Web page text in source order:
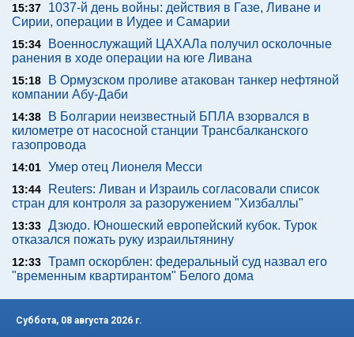
15:37
1037-й день войны: действия в Газе, Ливане и
Сирии, операции в Иудее и Самарии
15:34
Военнослужащий ЦАХАЛа получил осколочные
ранения в ходе операции на юге Ливана
15:18
В Ормузском проливе атакован танкер нефтяной
компании Абу-Даби
14:38
В Болгарии неизвестный БПЛА взорвался в
километре от насосной станции Трансбалканского
газопровода
14:01 Умер отец Лионеля Месси
13:44
Reuters: Ливан и Израиль согласовали список
стран для контроля за разоружением "Хизбаллы"
13:33 Дзюдо. Юношеский европейский кубок. Турок
отказался пожать руку израильтянину
12:33 Трамп оскорблен: федеральный суд назвал его
"временным квартирантом" Белого дома
Суббота, 08 августа 2026 г.